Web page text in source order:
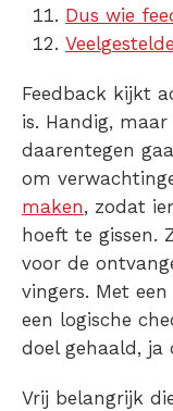
Dus wie
Feedback kijkt
is. Handig,
daarentegen
om
maken, zodat
hoeft te gissen.
voor de
vingers. Met
een logische
doel gehaald, ja
Vrij belangrijk